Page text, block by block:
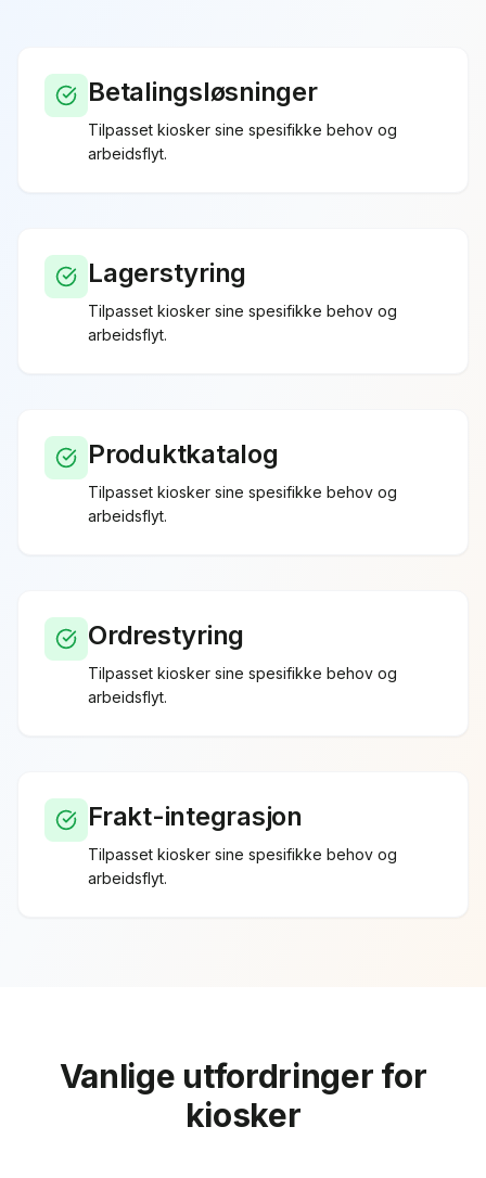
Betalingsløsninger
Tilpasset kiosker sine spesifikke behov og
arbeidsflyt.
Lagerstyring
Tilpasset kiosker sine spesifikke behov og
arbeidsflyt.
Produktkatalog
Tilpasset kiosker sine spesifikke behov og
arbeidsflyt.
Ordrestyring
Tilpasset kiosker sine spesifikke behov og
arbeidsflyt.
Frakt-integrasjon
Tilpasset kiosker sine spesifikke behov og
arbeidsflyt.
Vanlige utfordringer for
kiosker